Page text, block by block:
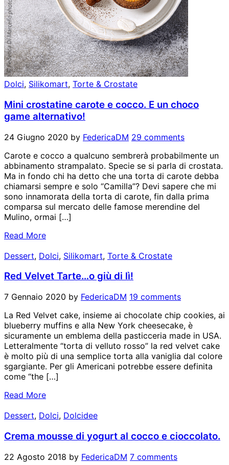
Dolci, Silikomart, Torte & Crostate
Mini crostatine carote e cocco. E un choco
game alternativo!
24 Giugno 2020 by FedericaDM 29 comments
Carote e cocco a qualcuno sembrerà probabilmente un
abbinamento strampalato. Specie se si parla di crostata.
Ma in fondo chi ha detto che una torta di carote debba
chiamarsi sempre e solo “Camilla”? Devi sapere che mi
sono innamorata della torta di carote, fin dalla prima
comparsa sul mercato delle famose merendine del
Mulino, ormai […]
Read More
Dessert, Dolci, Silikomart, Torte & Crostate
Red Velvet Tarte…o giù di lì!
7 Gennaio 2020 by FedericaDM 19 comments
La Red Velvet cake, insieme ai chocolate chip cookies, ai
blueberry muffins e alla New York cheesecake, è
sicuramente un emblema della pasticceria made in USA.
Letteralmente “torta di velluto rosso” la red velvet cake
è molto più di una semplice torta alla vaniglia dal colore
sgargiante. Per gli Americani potrebbe essere definita
come “the […]
Read More
Dessert, Dolci, Dolcidee
Crema mousse di yogurt al cocco e cioccolato.
22 Agosto 2018 by FedericaDM 7 comments